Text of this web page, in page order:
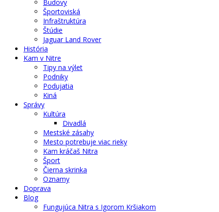
Budovy
Športoviská
Infraštruktúra
Štúdie
Jaguar Land Rover
História
Kam v Nitre
Tipy na výlet
Podniky
Podujatia
Kiná
Správy
Kultúra
Divadlá
Mestské zásahy
Mesto potrebuje viac rieky
Kam kráčaš Nitra
Šport
Čierna skrinka
Oznamy
Doprava
Blog
Fungujúca Nitra s Igorom Kršiakom